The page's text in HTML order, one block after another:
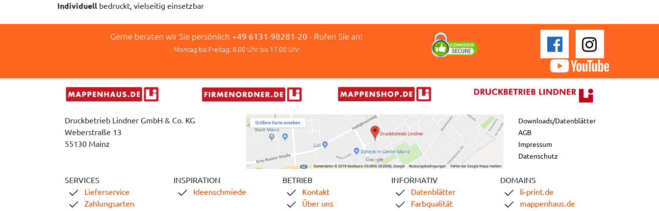
Individuell bedruckt, vielseitig einsetzbar
Gerne beraten wir Sie persönlich +49 6131-98281-20 - Rufen Sie an!
Montag bis Freitag: 8.00 Uhr bis 17.00 Uhr
Druckbetrieb Lindner GmbH & Co. KG
Weberstraße 13
55130 Mainz
Downloads/Datenblätter
AGB
Impressum
Datenschutz
SERVICES
Lieferservice
Zahlungsarten
INSPIRATION
Ideenschmiede
BETRIEB
Kontakt
Über uns
INFORMATIV
Datenblätter
Farbqualität
DOMAINS
li-print.de
mappenhaus.de